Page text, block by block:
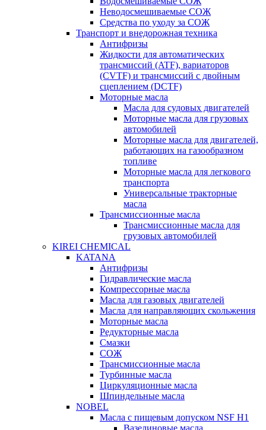
Неводосмешиваемые СОЖ
Средства по уходу за СОЖ
Транспорт и внедорожная техника
Антифризы
Жидкости для автоматических
трансмиссий (ATF), вариаторов
(CVTF) и трансмиссий с двойным
сцеплением (DCTF)
Моторные масла
Масла для судовых двигателей
Моторные масла для грузовых
автомобилей
Моторные масла для двигателей,
работающих на газообразном
топливе
Моторные масла для легкового
транспорта
Универсальные тракторные
масла
Трансмиссионные масла
Трансмиссионные масла для
грузовых автомобилей
KIREI CHEMICAL
KATANA
Антифризы
Гидравлические масла
Компрессорные масла
Масла для газовых двигателей
Масла для направляющих скольжения
Моторные масла
Редукторные масла
Смазки
СОЖ
Трансмиссионные масла
Турбинные масла
Циркуляционные масла
Шпиндельные масла
NOBEL
Масла с пищевым допуском NSF H1
Вазелиновые масла